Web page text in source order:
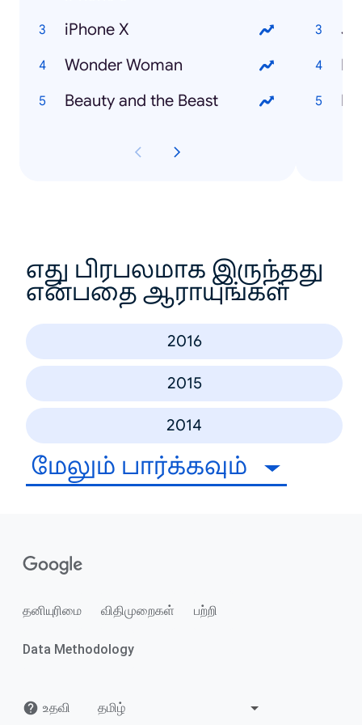
iPhone X
Wonder Woman
Beauty and the Beast
எது பிரபலமாக இருந்தது
என்பதை ஆராயுங்கள்
2016
2015
2014
மேலும் பார்க்கவும்
தனியுரிமை விதிமுறைகள் பற்றி
Data Methodology
உதவி